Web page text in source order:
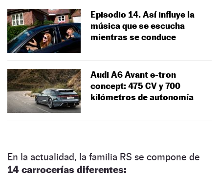
Episodio 14. Así influye la
música que se escucha
mientras se conduce
Audi A6 Avant e-tron
concept: 475 CV y 700
kilómetros de autonomía
En la actualidad, la familia RS se compone de
14 carrocerías diferentes: